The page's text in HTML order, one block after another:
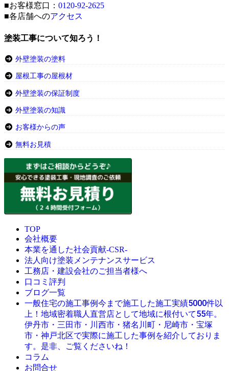
■お客様窓口： 0120-92-2625
■各店舗へのアクセス
塗装工事について知ろう！
外壁塗装の塗料
屋根工事の屋根材
外壁塗装の保証制度
外壁塗装の知識
お客様からの声
無料お見積
TOP
会社概要
本業を通した社会貢献-CSR-
法人向け塗装メンテナンスサービス
工務店・建設会社のご担当者様へ
口コミ評判
ブログ一覧
一般住宅の施工事例今まで施工した施工実績5000件以
上！地域密着職人直営店として地域に根付いて55年。
伊丹市・三田市・川西市・猪名川町・尼崎市・宝塚
市・神戸北区で実際に施工した事例を紹介しておりま
す。是非、ご覧くださいね！
コラム
お問合せ